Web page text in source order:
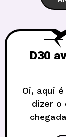
D30
Oi, aqui
dizer o